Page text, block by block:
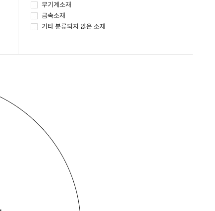
무기계소재
금속소재
기타 분류되지 않은 소재